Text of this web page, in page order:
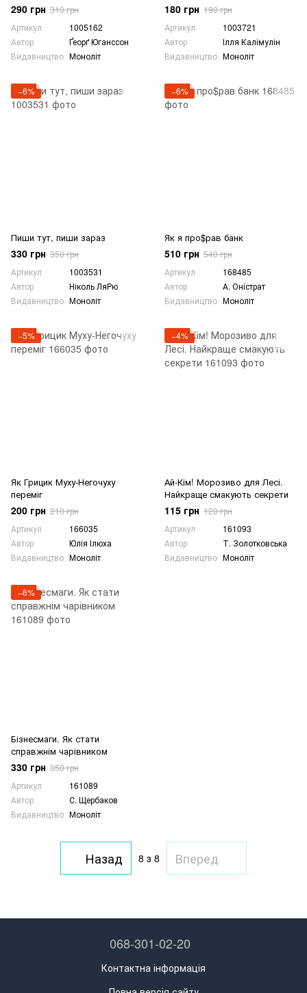
290 грн 310 грн
Артикул
1005162
Автор
Ґеорґ Юганссон
Видавництво Моноліт
180 грн 190 грн
Артикул
1003721
Автор
Ілля Калімулін
Видавництво Моноліт
−6%
Пиши тут, пиши зараз
330 грн 350 грн
Артикул
1003531
Автор
Ніколь ЛяРю
Видавництво Моноліт
−6%
Як я про$рав банк
510 грн 540 грн
Артикул
168485
Автор
А. Оністрат
Видавництво Моноліт
−5%
Як Грицик Муху-Негочуху
переміг
200 грн 210 грн
Артикул
166035
Автор
Юлія Ілюха
Видавництво Моноліт
−4%
Ай-Кім! Морозиво для Лесі.
Найкраще смакують секрети
115 грн 120 грн
Артикул
161093
Автор
Т. Золотковська
Видавництво Моноліт
−6%
Бізнесмаги. Як стати
справжнім чарівником
330 грн 350 грн
Артикул
161089
Автор
С. Щербаков
Видавництво Моноліт
Назад 8 з 8 Вперед
068-301-02-20
Контактна інформація